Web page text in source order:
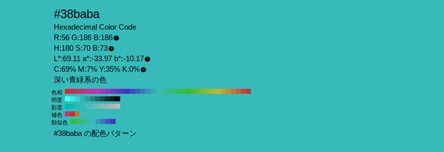
#38baba
Hexadecimal Color Code
R:56 G:186 B:186
H:180 S:70 B:73
L*:69.11 a*:-33.97 b*:-10.17
C:69% M:7% Y:35% K:0%
深い青緑系の色
色相
明度
彩度
補色
類似色
#38baba の配色パターン